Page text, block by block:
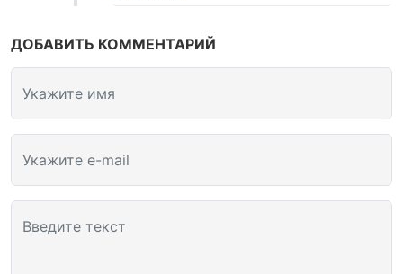
ДОБАВИТЬ КОММЕНТАРИЙ
Укажите имя
Укажите e-mail
Введите текст